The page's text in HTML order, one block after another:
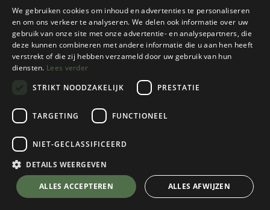
Nieuw!
RAB
AIROX 36
1 color(s) available
€199,95
Nieuw!
RAB
1 color(s) available
We gebruiken cookies om inhoud en advertenties te personaliseren
en om ons verkeer te analyseren. We delen ook informatie over uw
gebruik van onze site met onze advertentie- en analysepartners, die
deze kunnen combineren met andere informatie die u aan hen heeft
verstrekt of die zij hebben verzameld door uw gebruik van hun
diensten. Lees verder
STRIKT NOODZAKELIJK
PRESTATIE
TARGETING FUNCTIONEEL
NIET-GECLASSIFICEERD
DETAILS WEERGEVEN
ALLES ACCEPTEREN ALLES AFWIJZEN